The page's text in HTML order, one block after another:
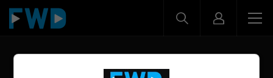
Tenor